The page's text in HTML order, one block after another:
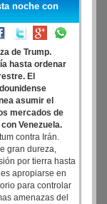
noche con
de Trump.
hasta ordenar
El
asumir el
mercados de
Venezuela.
contra Irán.
gran dureza,
por tierra hasta
apropiarse en
para controlar
amenazas del